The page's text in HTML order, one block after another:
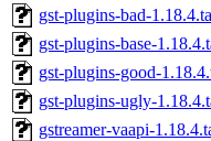
gst-plugins-bad-
gst-plugins-base-
gst-plugins-good-
gst-plugins-ugly-
gstreamer-vaapi-